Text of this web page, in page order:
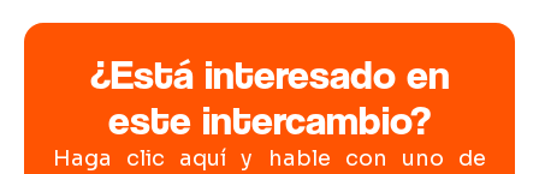
¿Está interesado en
este intercambio?
Haga clic aquí y hable con uno de